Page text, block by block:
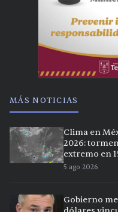
MÁS NOTICIAS
Clima en
2026:
extremo en
5 ago 2026
Gobierno